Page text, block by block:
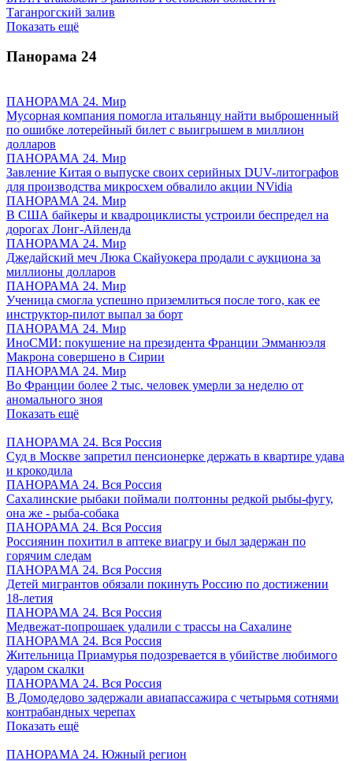
Таганрогский залив
Показать ещё
Панорама 24
ПАНОРАМА 24. Мир
Мусорная компания помогла итальянцу найти выброшенный
по ошибке лотерейный билет с выигрышем в миллион
долларов
ПАНОРАМА 24. Мир
Завление Китая о выпуске своих серийных DUV-литографов
для производства микросхем обвалило акции NVidia
ПАНОРАМА 24. Мир
В США байкеры и квадроциклисты устроили беспредел на
дорогах Лонг-Айленда
ПАНОРАМА 24. Мир
Джедайский меч Люка Скайуокера продали с аукциона за
миллионы долларов
ПАНОРАМА 24. Мир
Ученица смогла успешно приземлиться после того, как ее
инструктор-пилот выпал за борт
ПАНОРАМА 24. Мир
ИноСМИ: покушение на президента Франции Эмманюэля
Макрона совершено в Сирии
ПАНОРАМА 24. Мир
Во Франции более 2 тыс. человек умерли за неделю от
аномального зноя
Показать ещё
ПАНОРАМА 24. Вся Россия
Суд в Москве запретил пенсионерке держать в квартире удава
и крокодила
ПАНОРАМА 24. Вся Россия
Сахалинские рыбаки поймали полтонны редкой рыбы-фугу,
она же - рыба-собака
ПАНОРАМА 24. Вся Россия
Россиянин похитил в аптеке виагру и был задержан по
горячим следам
ПАНОРАМА 24. Вся Россия
Детей мигрантов обязали покинуть Россию по достижении
18-летия
ПАНОРАМА 24. Вся Россия
Медвежат-попрошаек удалили с трассы на Сахалине
ПАНОРАМА 24. Вся Россия
Жительница Приамурья подозревается в убийстве любимого
ударом скалки
ПАНОРАМА 24. Вся Россия
В Домодедово задержали авиапассажира с четырьмя сотнями
контрабандных черепах
Показать ещё
ПАНОРАМА 24. Южный регион